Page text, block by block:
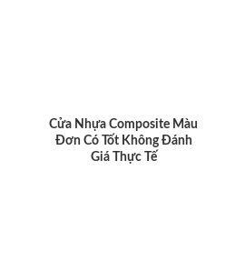
Cửa Nhựa Composite Màu
Đơn Có Tốt Không Đánh
Giá Thực Tế